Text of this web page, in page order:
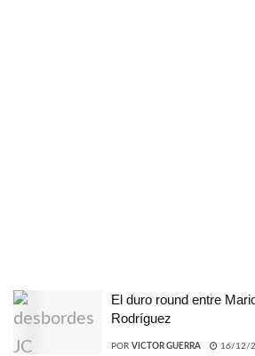
El duro round entre
Rodríguez
POR VICTOR GUERRA 16/12/